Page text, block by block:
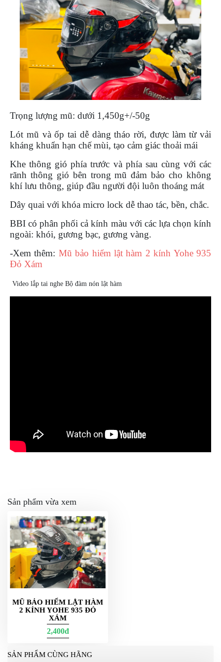
DẪN
MUA
HÀNG
Trọng lượng mũ: dưới 1,450g+/-50g
Lót mũ và ốp tai dễ dàng tháo rời, được làm từ vải
kháng khuẩn hạn chế mùi, tạo cảm giác thoải mái
Khe thông gió phía trước và phía sau cùng với các
rãnh thông gió bên trong mũ đảm bảo cho không
khí lưu thông, giúp đầu người đội luôn thoáng mát
Dây quai với khóa micro lock dễ thao tác, bền, chắc.
BBI có phân phối cả kính màu với các lựa chọn kính
ngoài: khói, gương bạc, gương vàng.
-Xem thêm: Mũ bảo hiểm lật hàm 2 kính Yohe 935
Đỏ Xám
Video lắp tai nghe Bộ đàm nón lật hàm
Sản phẩm vừa xem
MŨ BẢO HIỂM LẬT HÀM
2 KÍNH YOHE 935 ĐỎ
XÁM
2,400đ
SẢN PHẨM CÙNG HÃNG